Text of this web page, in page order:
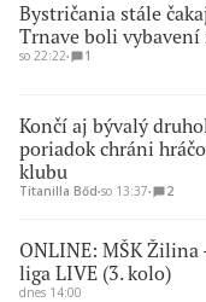
Bystričania stále
Trnave boli vybavení
so 22:22∙ 1
Končí aj bývalý
poriadok chráni
klubu
Titanilla Bőd∙so 13:37∙ 2
ONLINE: MŠK Žilina
liga LIVE (3. kolo)
dnes 14:00